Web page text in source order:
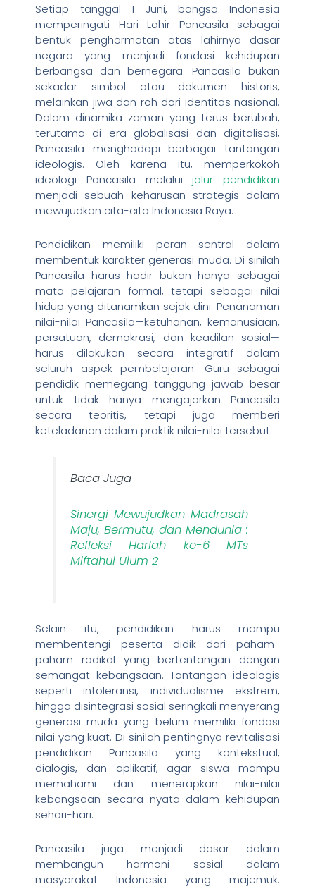
Setiap tanggal 1 Juni, bangsa Indonesia
memperingati Hari Lahir Pancasila sebagai
bentuk penghormatan atas lahirnya dasar
negara yang menjadi fondasi kehidupan
berbangsa dan bernegara. Pancasila bukan
sekadar simbol atau dokumen historis,
melainkan jiwa dan roh dari identitas nasional.
Dalam dinamika zaman yang terus berubah,
terutama di era globalisasi dan digitalisasi,
Pancasila menghadapi berbagai tantangan
ideologis. Oleh karena itu, memperkokoh
ideologi Pancasila melaluijalur pendidikan
menjadi sebuah keharusan strategis dalam
mewujudkan cita-cita Indonesia Raya.
Pendidikan memiliki peran sentral dalam
membentuk karakter generasi muda. Di sinilah
Pancasila harus hadir bukan hanya sebagai
mata pelajaran formal, tetapi sebagai nilai
hidup yang ditanamkan sejak dini. Penanaman
nilai-nilai Pancasila—ketuhanan, kemanusiaan,
persatuan, demokrasi, dan keadilan sosial—
harus dilakukan secara integratif dalam
seluruh aspek pembelajaran. Guru sebagai
pendidik memegang tanggung jawab besar
untuk tidak hanya mengajarkan Pancasila
secara teoritis, tetapi juga memberi
keteladanan dalam praktik nilai-nilai tersebut.
Baca Juga
Sinergi Mewujudkan Madrasah
Maju, Bermutu, dan Mendunia :
Refleksi Harlah ke-6 MTs
Miftahul Ulum 2
Selain itu, pendidikan harus mampu
membentengi peserta didik dari paham-
paham radikal yang bertentangan dengan
semangat kebangsaan. Tantangan ideologis
seperti intoleransi, individualisme ekstrem,
hingga disintegrasi sosial seringkali menyerang
generasi muda yang belum memiliki fondasi
nilai yang kuat. Di sinilah pentingnya revitalisasi
pendidikan Pancasila yang kontekstual,
dialogis, dan aplikatif, agar siswa mampu
memahami dan menerapkan nilai-nilai
kebangsaan secara nyata dalam kehidupan
sehari-hari.
Pancasila juga menjadi dasar dalam
membangun harmoni sosial dalam
masyarakat Indonesia yang majemuk.